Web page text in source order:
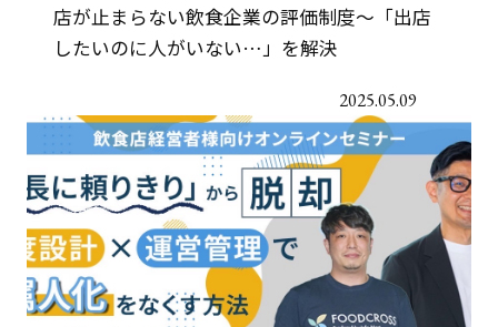
店が止まらない飲食企業の評価制度～「出店
したいのに人がいない…」を解決
2025.05.09